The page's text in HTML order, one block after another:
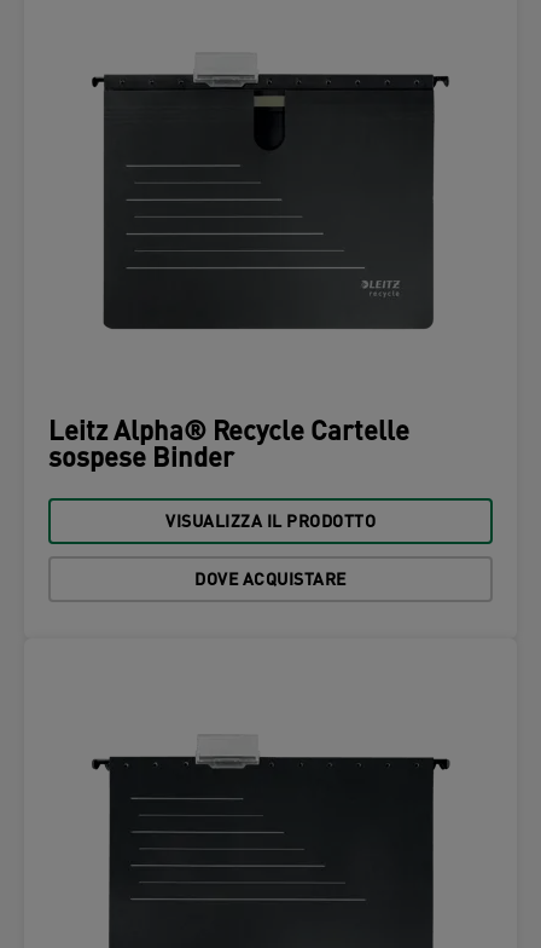
Leitz Alpha® Recycle Cartelle
sospese Binder
VISUALIZZA IL PRODOTTO
DOVE ACQUISTARE